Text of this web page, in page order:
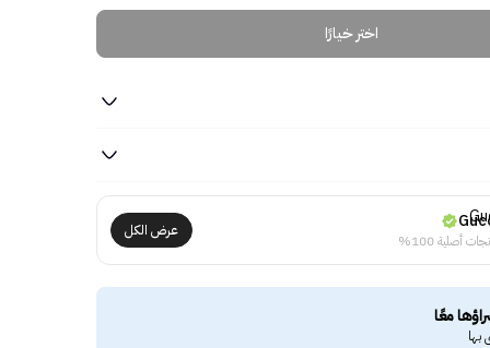
اختر خيارًا
أصلية 100%
عرض الكل
معًا
بها